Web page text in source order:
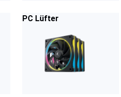
PC Lüfter